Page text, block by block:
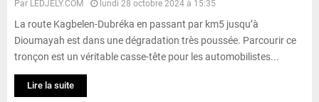
Par LEDJELY.COM lundi 28 octobre 2024 à 15:35
La route Kagbelen-Dubréka en passant par km5 jusqu’à
Dioumayah est dans une dégradation très poussée. Parcourir ce
tronçon est un véritable casse-tête pour les automobilistes...
Lire la suite